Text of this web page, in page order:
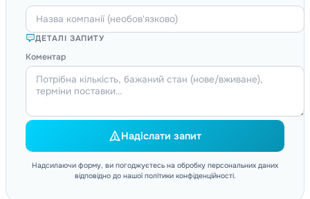
ДЕТАЛІ ЗАПИТУ
Коментар
Надіслати запит
Надсилаючи форму, ви погоджуєтесь на обробку персональних даних
відповідно до нашої політики конфіденційності.